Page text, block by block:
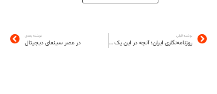
نوشته قبلی
روزنامه‌نگاری ایران؛ آنچه در این یک سال گذشت
نوشته بعدی
در عصر سینمای دیجیتال